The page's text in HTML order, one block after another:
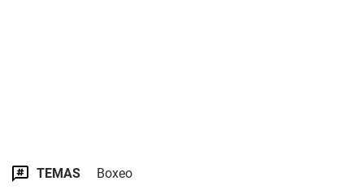
TEMAS Boxeo